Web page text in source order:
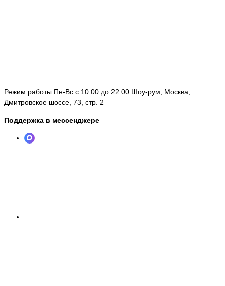
Режим работы Пн-Вс с 10:00 до 22:00 Шоу-рум, Москва,
Дмитровское шоссе, 73, стр. 2
Поддержка в мессенджере